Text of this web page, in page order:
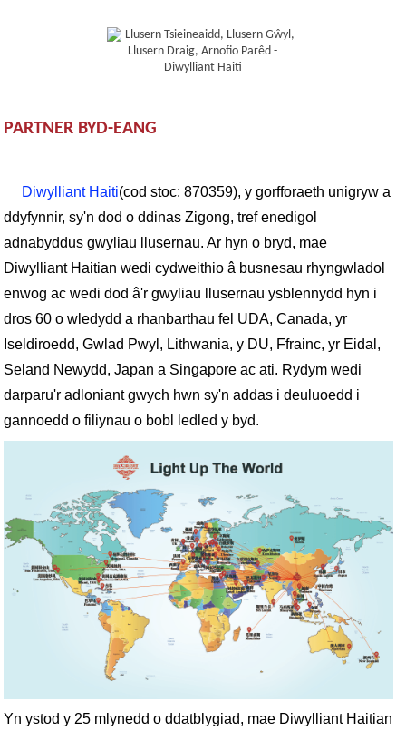
PARTNER BYD-EANG
Diwylliant Haiti(cod stoc: 870359), y gorfforaeth unigryw a
ddyfynnir, sy'n dod o ddinas Zigong, tref enedigol
adnabyddus gwyliau llusernau. Ar hyn o bryd, mae
Diwylliant Haitian wedi cydweithio â busnesau rhyngwladol
enwog ac wedi dod â'r gwyliau llusernau ysblennydd hyn i
dros 60 o wledydd a rhanbarthau fel UDA, Canada, yr
Iseldiroedd, Gwlad Pwyl, Lithwania, y DU, Ffrainc, yr Eidal,
Seland Newydd, Japan a Singapore ac ati. Rydym wedi
darparu'r adloniant gwych hwn sy'n addas i deuluoedd i
gannoedd o filiynau o bobl ledled y byd.
Yn ystod y 25 mlynedd o ddatblygiad, mae Diwylliant Haitian